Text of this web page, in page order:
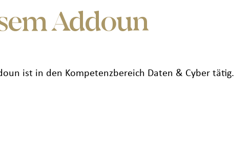
Addoun
ist in den Kompetenzbereich Daten & Cyber tätig.